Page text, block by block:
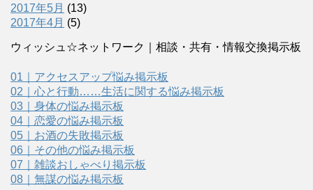
2017年5月 (13)
2017年4月 (5)
ウィッシュ☆ネットワーク｜相談・共有・情報交換掲示板
01｜アクセスアップ悩み掲示板
02｜心と行動……生活に関する悩み掲示板
03｜身体の悩み掲示板
04｜恋愛の悩み掲示板
05｜お酒の失敗掲示板
06｜その他の悩み掲示板
07｜雑談おしゃべり掲示板
08｜無謀の悩み掲示板